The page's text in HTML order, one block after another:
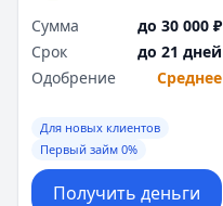
Сумма
до 30 000 ₽
Срок
до 21 дней
Одобрение
Среднее
Для новых клиентов
Первый займ 0%
Получить деньги